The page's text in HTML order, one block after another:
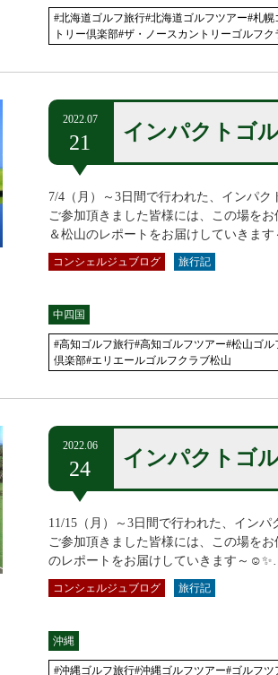
#北海道ゴルフ旅行#北海道ゴルフツアー#札
トリー倶楽部#ザ・ノースカントリーゴルフク
2022.07
21 インパクトゴ
7/4（月）～3日間で行われた、インパ
ご参加頂きました皆様には、この場を
＆松山のレポートをお届けしていきま
コンシェルジュブログ 旅行記
中四国
#高知ゴルフ旅行#高知ゴルフツアー#松山ゴ
倶楽部#エリエールゴルフクラブ松山
2022.06
24 インパクトゴ
11/15（月）～3日間で行われた、イン
ご参加頂きました皆様には、この場を
のレポートをお届けしていきます～
コンシェルジュブログ 旅行記
沖縄
#沖縄ゴルフ旅行#沖縄ゴルフツアー#ゴルフ